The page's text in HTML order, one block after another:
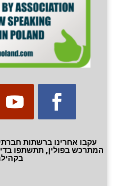
עקבו אחרינו ברשתות
המתרכש בפולין, תתשתפו